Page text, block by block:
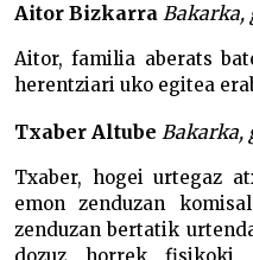
Aitor Bizkarra Bakarka,
Aitor, familia aberats
herentziari uko egitea
Txaber Altube Bakarka,
Txaber, hogei urtegaz
emon zenduzan
zenduzan bertatik